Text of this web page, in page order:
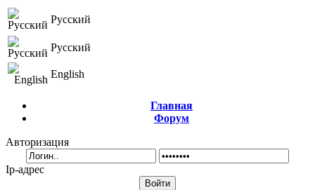
Русский
Русский
English
Главная
Форум
Авторизация
Ip-адрес